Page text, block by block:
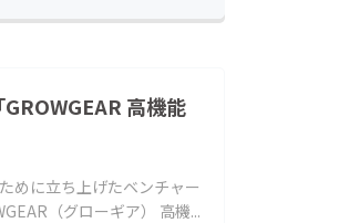
高機能
めに立ち上げたベンチャー
（グローギア） 高機...